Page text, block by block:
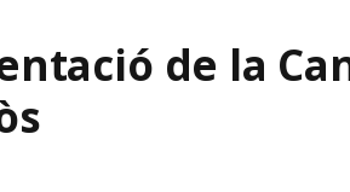
de la